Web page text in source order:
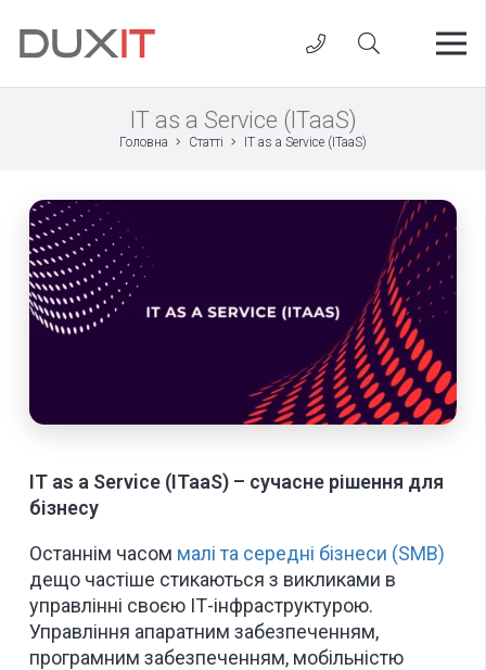
IT as a Service (ITaaS)
Головна Статті IT as a Service (ITaaS)
IT as a Service (ITaaS) – cучасне рішення для
бізнесу
Останнім часом малі та середні бізнеси (SMB)
дещо частіше стикаються з викликами в
управлінні своєю ІТ-інфраструктурою.
Управління апаратним забезпеченням,
програмним забезпеченням, мобільністю